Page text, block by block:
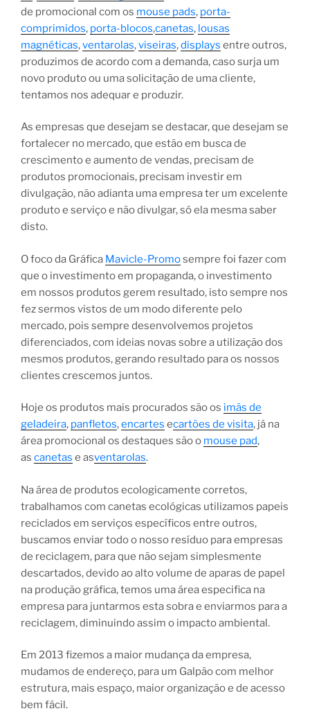
de promocional com os mouse pads, porta-
comprimidos, porta-blocos,canetas, lousas
magnéticas,ventarolas,viseiras,displays entre outros,
produzimos de acordo com a demanda, caso surja um
novo produto ou uma solicitação de uma cliente,
tentamos nos adequar e produzir.
As empresas que desejam se destacar, que desejam se
fortalecer no mercado, que estão em busca de
crescimento e aumento de vendas, precisam de
produtos promocionais, precisam investir em
divulgação, não adianta uma empresa ter um excelente
produto e serviço e não divulgar, só ela mesma saber
disto.
O foco da Gráfica Mavicle-Promosempre foi fazer com
que o investimento em propaganda, o investimento
em nossos produtos gerem resultado, isto sempre nos
fez sermos vistos de um modo diferente pelo
mercado, pois sempre desenvolvemos projetos
diferenciados, com ideias novas sobre a utilização dos
mesmos produtos, gerando resultado para os nossos
clientes crescemos juntos.
Hoje os produtos mais procurados são os imãs de
geladeira, panfletos,encartes ecartões de visita, já na
área promocional os destaques são o mouse pad,
as canetas e asventarolas.
Na área de produtos ecologicamente corretos,
trabalhamos com canetas ecológicas utilizamos papeis
reciclados em serviços específicos entre outros,
buscamos enviar todo o nosso resíduo para empresas
de reciclagem, para que não sejam simplesmente
descartados, devido ao alto volume de aparas de papel
na produção gráfica, temos uma área especifica na
empresa para juntarmos esta sobra e enviarmos para a
reciclagem, diminuindo assim o impacto ambiental.
Em 2013 fizemos a maior mudança da empresa,
mudamos de endereço, para um Galpão com melhor
estrutura, mais espaço, maior organização e de acesso
bem fácil.